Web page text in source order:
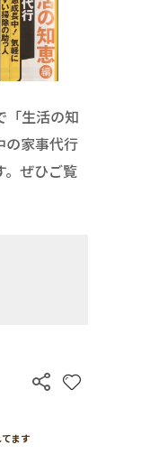
「生活の知
の家事代行
。ぜひご覧
ます